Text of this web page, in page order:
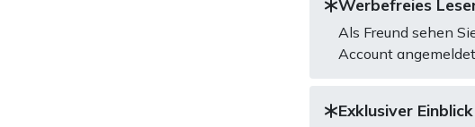
Werbefreies
Als Freund sehen
Account
Exklusiver